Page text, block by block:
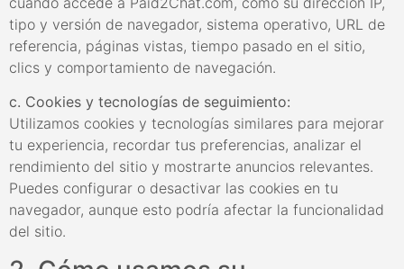
tipo y versión de navegador, sistema operativo, URL de
referencia, páginas vistas, tiempo pasado en el sitio,
clics y comportamiento de navegación.
c. Cookies y tecnologías de seguimiento:
Utilizamos cookies y tecnologías similares para mejorar
tu experiencia, recordar tus preferencias, analizar el
rendimiento del sitio y mostrarte anuncios relevantes.
Puedes configurar o desactivar las cookies en tu
navegador, aunque esto podría afectar la funcionalidad
del sitio.